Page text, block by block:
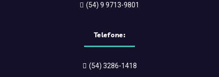
(54) 9 9713-9801
Telefone:
(54) 3286-1418